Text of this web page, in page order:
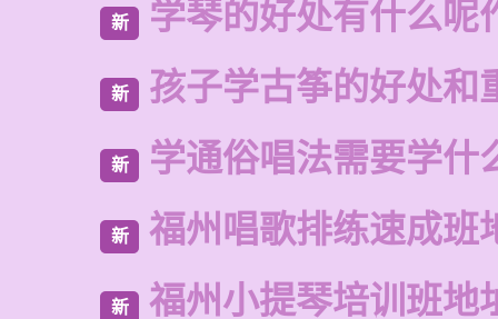
新 学琴的好处有什么呢
新 孩子学古筝的好处和
新 学通俗唱法需要学什
新 福州唱歌排练速成班
新 福州小提琴培训班地